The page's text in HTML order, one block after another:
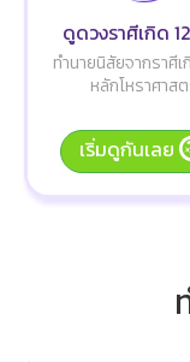
ดูดวงราศีเกิด
ทำนายนิสัยจากราศี
หลักโหราศาส
เริ่มดูกันเลย